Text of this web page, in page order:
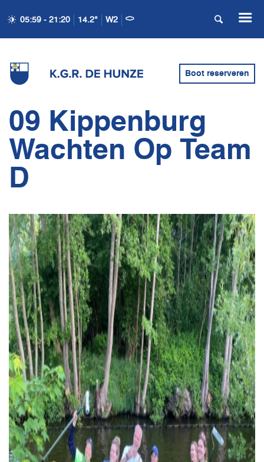
05:59 - 21:20 14.2° W2
Boot reserveren
09 Kippenburg
Wachten Op Team
D